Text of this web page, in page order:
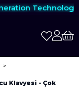
Technology !
Klavyesi - Çok